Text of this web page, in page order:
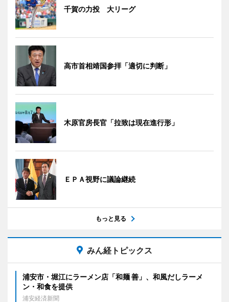
千賀の力投 大リーグ
高市首相靖国参拝「適切に判断」
木原官房長官「拉致は現在進行形」
ＥＰＡ視野に議論継続
もっと見る
みん経トピックス
浦安市・堀江にラーメン店「和麺 善」、和風だしラーメ
ン・和食を提供
浦安経済新聞